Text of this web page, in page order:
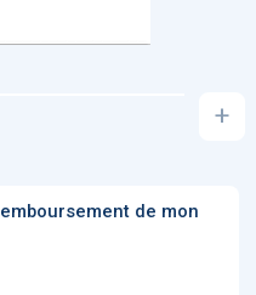
+
de mon